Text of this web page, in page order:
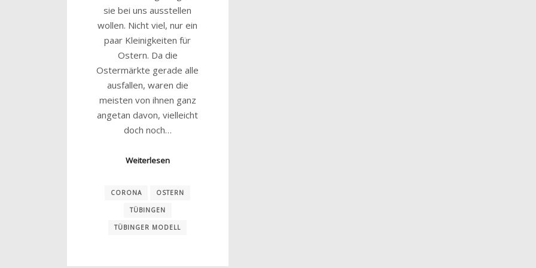
sie bei uns ausstellen
wollen. Nicht viel, nur ein
paar Kleinigkeiten für
Ostern. Da die
Ostermärkte gerade alle
ausfallen, waren die
meisten von ihnen ganz
angetan davon, vielleicht
doch noch…
Weiterlesen
CORONA OSTERN
TÜBINGEN
TÜBINGER MODELL